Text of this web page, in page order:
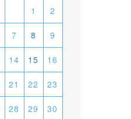
1
2
7 8 9
14 15 16
21 22 23
28 29 30